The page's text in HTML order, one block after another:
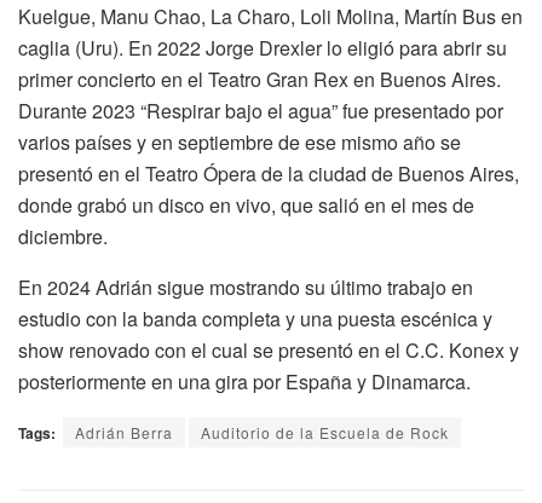
Kuelgue, Manu Chao, La Charo, Loli Molina, Martín Bus en
caglia (Uru). En 2022 Jorge Drexler lo eligió para abrir su
primer concierto en el Teatro Gran Rex en Buenos Aires.
Durante 2023 “Respirar bajo el agua” fue presentado por
varios países y en septiembre de ese mismo año se
presentó en el Teatro Ópera de la ciudad de Buenos Aires,
donde grabó un disco en vivo, que salió en el mes de
diciembre.
En 2024 Adrián sigue mostrando su último trabajo en
estudio con la banda completa y una puesta escénica y
show renovado con el cual se presentó en el C.C. Konex y
posteriormente en una gira por España y Dinamarca.
Tags: Adrián Berra Auditorio de la Escuela de Rock